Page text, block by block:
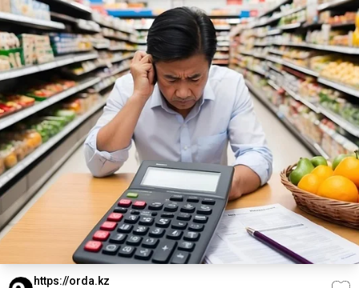
https://orda.kz